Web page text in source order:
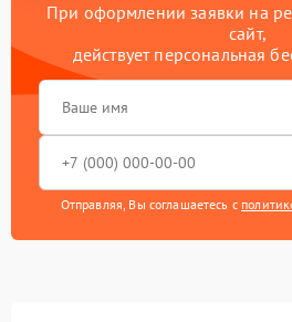
При оформлении заявки на
сайт,
действует персональная
Отправляя, Вы соглашаетесь с